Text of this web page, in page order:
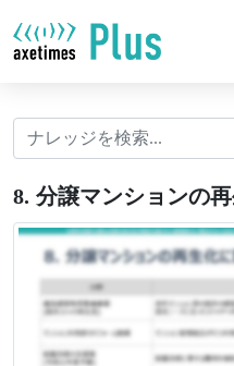
8. 分譲マンションの